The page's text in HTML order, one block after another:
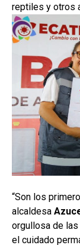
reptiles y otros
“Son los
alcaldesa
orgullosa de
el cuidado